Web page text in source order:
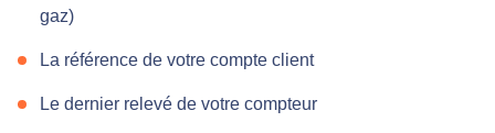
gaz)
La référence de votre compte client
Le dernier relevé de votre compteur